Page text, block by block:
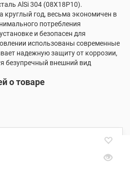
AlSi 304 (08X18P10).
круглый год, весьма экономичен в
потребления
и безопасен для
использованы современные
надежную защиту от коррозии,
безупречный внешний вид
о товаре